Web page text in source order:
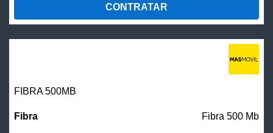
CONTRATAR
FIBRA500MB
Fibra 500 Mb